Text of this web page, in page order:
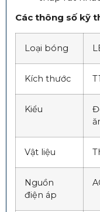
Các thông số kỹ
Loại bóng
Kích thước
Kiểu
Vật liệu
Nguồn
điện áp